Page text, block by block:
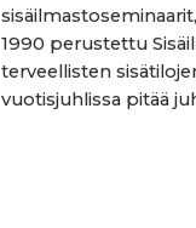
1990 perustettu
terveellisten
vuotisjuhlissa pitää